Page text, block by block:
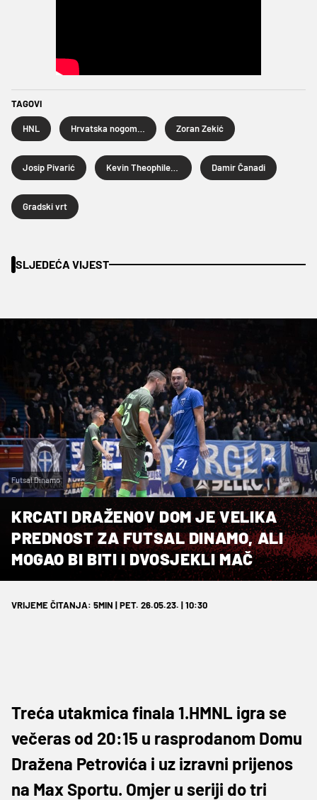
TAGOVI
HNL Zoran Zekić
Josip Pivarić Damir Čanadi
Gradski vrt
SLJEDEĆA VIJEST
Futsal Dinamo
KRCATI DRAŽENOV DOM JE VELIKA
PREDNOST ZA FUTSAL DINAMO, ALI
MOGAO BI BITI I DVOSJEKLI MAČ
VRIJEME ČITANJA: 5MIN | PET. 26.05.23. | 10:30
Treća utakmica finala 1.HMNL igra se
večeras od 20:15 u rasprodanom Domu
Dražena Petrovića i uz izravni prijenos
na Max Sportu. Omjer u seriji do tri